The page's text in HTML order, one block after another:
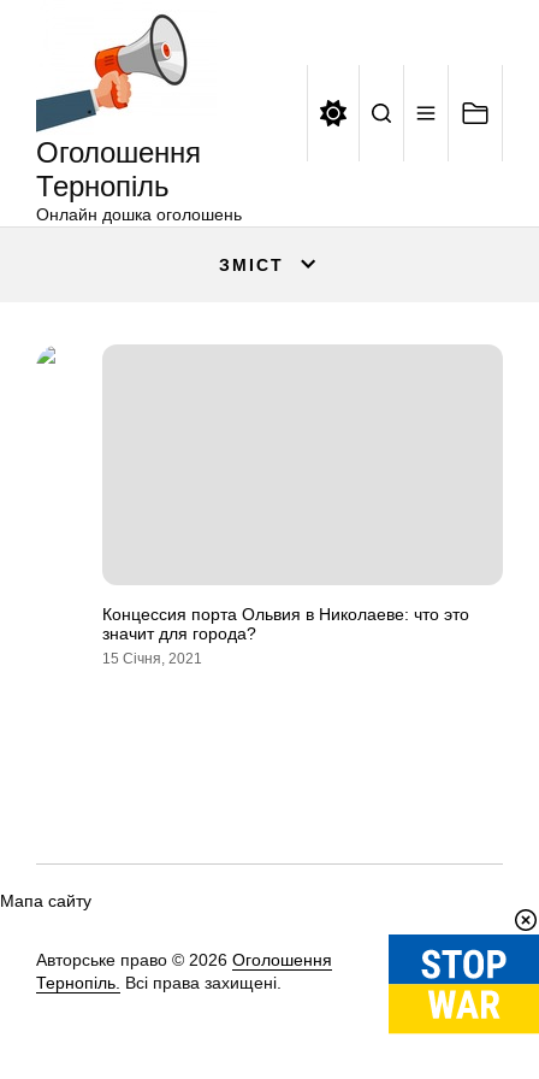
Оголошення
Тернопіль
Онлайн дошка оголошень
ЗМІСТ
Концессия порта Ольвия в Николаеве: что это
значит для города?
15 Січня, 2021
Мапа сайту
Авторське право © 2026 Оголошення
Тернопіль. Всі права захищені.
Вгору↑